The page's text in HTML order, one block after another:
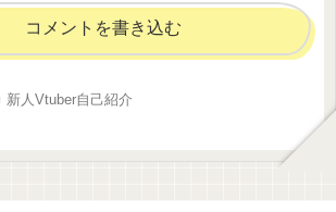
コメントを書き込む
新人Vtuber自己紹介